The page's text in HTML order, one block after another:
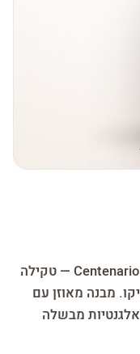
טקילה גראן סנטנריו רפוסאדו Centenario Gran — טקילה
מבנה מאוזן עם
מבשלה